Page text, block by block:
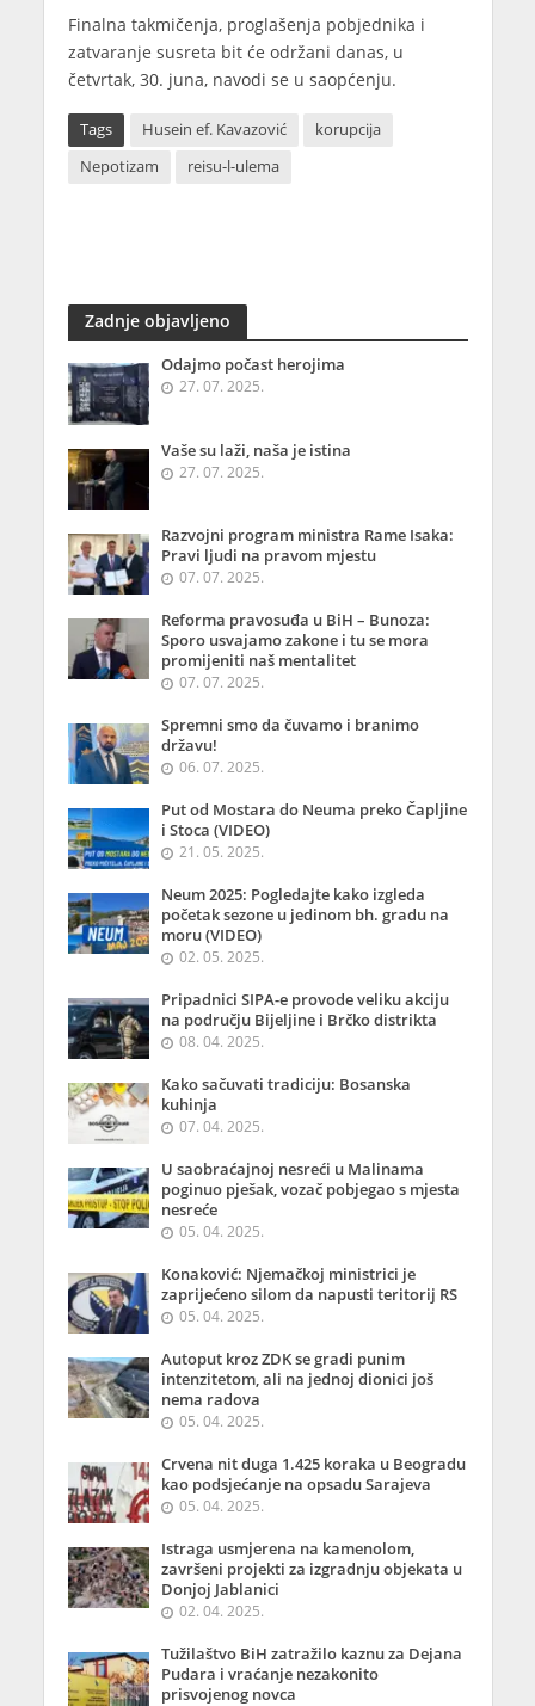
Finalna takmičenja, proglašenja pobjednika i
zatvaranje susreta bit će održani danas, u
četvrtak, 30. juna, navodi se u saopćenju.
Tags Husein ef. Kavazović
korupcija
Nepotizam
reisu-l-ulema
Zadnje objavljeno
Odajmo počast herojima
27. 07. 2025.
Vaše su laži, naša je istina
27. 07. 2025.
Razvojni program ministra Rame Isaka:
Pravi ljudi na pravom mjestu
07. 07. 2025.
Reforma pravosuđa u BiH – Bunoza:
Sporo usvajamo zakone i tu se mora
promijeniti naš mentalitet
07. 07. 2025.
Spremni smo da čuvamo i branimo
državu!
06. 07. 2025.
Put od Mostara do Neuma preko Čapljine
i Stoca (VIDEO)
21. 05. 2025.
Neum 2025: Pogledajte kako izgleda
početak sezone u jedinom bh. gradu na
moru (VIDEO)
02. 05. 2025.
Pripadnici SIPA-e provode veliku akciju
na području Bijeljine i Brčko distrikta
08. 04. 2025.
Kako sačuvati tradiciju: Bosanska
kuhinja
07. 04. 2025.
U saobraćajnoj nesreći u Malinama
poginuo pješak, vozač pobjegao s mjesta
nesreće
05. 04. 2025.
Konaković: Njemačkoj ministrici je
zaprijećeno silom da napusti teritorij RS
05. 04. 2025.
Autoput kroz ZDK se gradi punim
intenzitetom, ali na jednoj dionici još
nema radova
05. 04. 2025.
Crvena nit duga 1.425 koraka u Beogradu
kao podsjećanje na opsadu Sarajeva
05. 04. 2025.
Istraga usmjerena na kamenolom,
završeni projekti za izgradnju objekata u
Donjoj Jablanici
02. 04. 2025.
Tužilaštvo BiH zatražilo kaznu za Dejana
Pudara i vraćanje nezakonito
prisvojenog novca